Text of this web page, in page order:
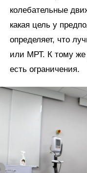
колебательные
какая цель у
определяет, что
или МРТ. К тому же
есть ограничения.